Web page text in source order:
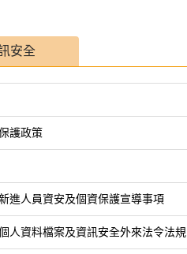
安全
護政策
進人員資安及個資保護宣導事項
人資料檔案及資訊安全外來法令法規